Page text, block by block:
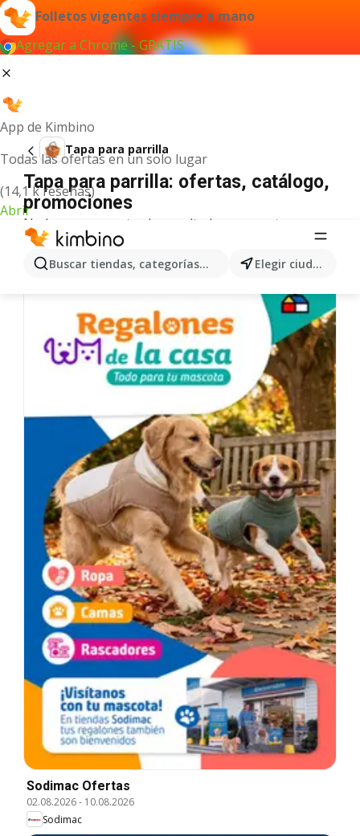
Folletos vigentes siempre a mano
Agregar a Chrome - GRATIS
App de Kimbino
Todas las ofertas en un solo lugar
(14,1 k reseñas)
Abrir
Buscar tiendas, categorías, productos... Elegir ciudad
Tapa para parrilla
Tapa para parrilla: ofertas, catálogo,
promociones
No hemos encontrado resultados para este
término.
Más ofertas en la categoría
Sodimac Ofertas
02.08.2026- 10.08.2026
Sodimac